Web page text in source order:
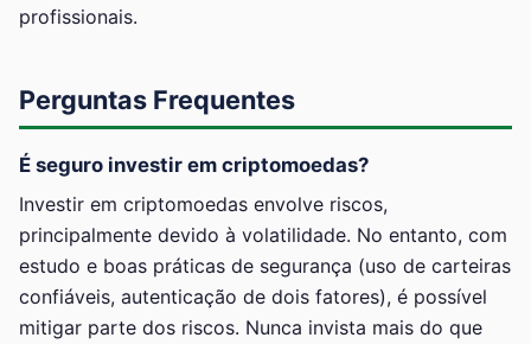
profissionais.
Perguntas Frequentes
É seguro investir em criptomoedas?
Investir em criptomoedas envolve riscos,
principalmente devido à volatilidade. No entanto, com
estudo e boas práticas de segurança (uso de carteiras
confiáveis, autenticação de dois fatores), é possível
mitigar parte dos riscos. Nunca invista mais do que